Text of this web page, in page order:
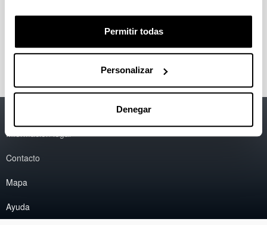
Permitir todas
Personalizar
Denegar
Fisiología Vegetal
Información legal
Contacto
Mapa
Ayuda